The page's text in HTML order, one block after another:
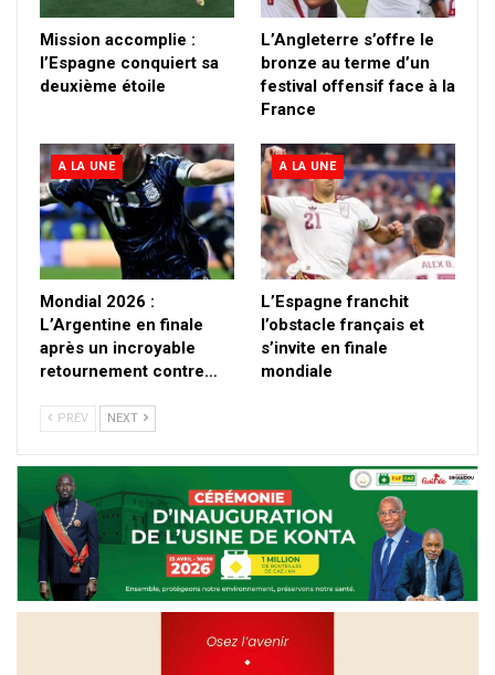
Mission accomplie :
l’Espagne conquiert sa
deuxième étoile
L’Angleterre s’offre le
bronze au terme d’un
festival offensif face à la
France
A LA UNE
Mondial 2026 :
L’Argentine en finale
après un incroyable
retournement contre…
A LA UNE
L’Espagne franchit
l’obstacle français et
s’invite en finale
mondiale
PREV NEXT